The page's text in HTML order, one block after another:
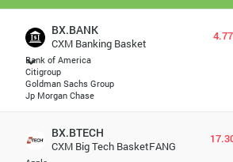
BX.BANK
CXM Banking Basket
Bank of America
Citigroup
Goldman Sachs Group
Jp Morgan Chase
BX.BTECH
CXM Big Tech BasketFANG